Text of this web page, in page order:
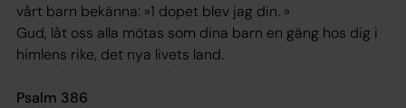
vårt barn bekänna: »1 dopet blev jag din. »
Gud, låt oss alla mötas som dina barn en gäng hos dig i
himlens rike, det nya livets land.
Psalm 386